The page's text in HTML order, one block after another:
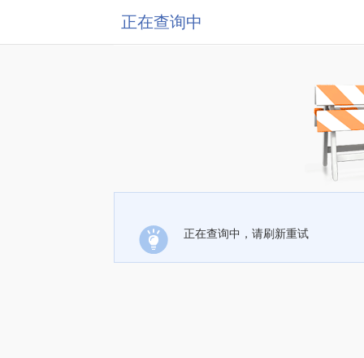
正在查询中
正在查询中，请刷新重试